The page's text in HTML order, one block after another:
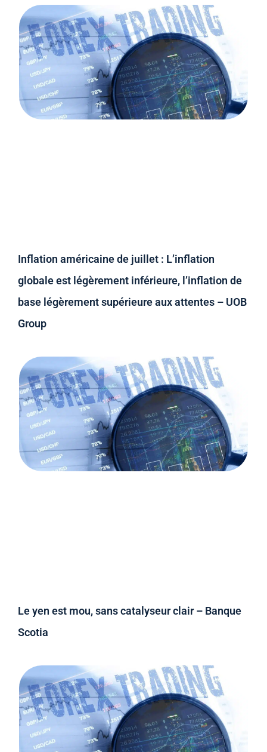
Inflation américaine de juillet : L’inflation
globale est légèrement inférieure, l’inflation de
base légèrement supérieure aux attentes – UOB
Group
Le yen est mou, sans catalyseur clair – Banque
Scotia